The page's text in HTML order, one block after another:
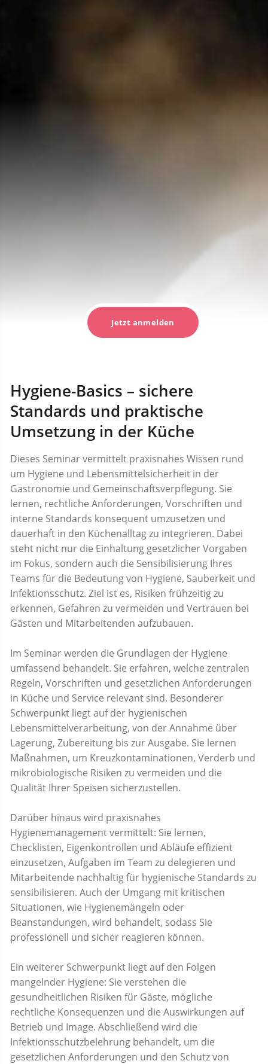
Jetzt anmelden
Hygiene-Basics – sichere
Standards und praktische
Umsetzung in der Küche
Dieses Seminar vermittelt praxisnahes Wissen rund
um Hygiene und Lebensmittelsicherheit in der
Gastronomie und Gemeinschaftsverpflegung. Sie
lernen, rechtliche Anforderungen, Vorschriften und
interne Standards konsequent umzusetzen und
dauerhaft in den Küchenalltag zu integrieren. Dabei
steht nicht nur die Einhaltung gesetzlicher Vorgaben
im Fokus, sondern auch die Sensibilisierung Ihres
Teams für die Bedeutung von Hygiene, Sauberkeit und
Infektionsschutz. Ziel ist es, Risiken frühzeitig zu
erkennen, Gefahren zu vermeiden und Vertrauen bei
Gästen und Mitarbeitenden aufzubauen.
Im Seminar werden die Grundlagen der Hygiene
umfassend behandelt. Sie erfahren, welche zentralen
Regeln, Vorschriften und gesetzlichen Anforderungen
in Küche und Service relevant sind. Besonderer
Schwerpunkt liegt auf der hygienischen
Lebensmittelverarbeitung, von der Annahme über
Lagerung, Zubereitung bis zur Ausgabe. Sie lernen
Maßnahmen, um Kreuzkontaminationen, Verderb und
mikrobiologische Risiken zu vermeiden und die
Qualität Ihrer Speisen sicherzustellen.
Darüber hinaus wird praxisnahes
Hygienemanagement vermittelt: Sie lernen,
Checklisten, Eigenkontrollen und Abläufe effizient
einzusetzen, Aufgaben im Team zu delegieren und
Mitarbeitende nachhaltig für hygienische Standards zu
sensibilisieren. Auch der Umgang mit kritischen
Situationen, wie Hygienemängeln oder
Beanstandungen, wird behandelt, sodass Sie
professionell und sicher reagieren können.
Ein weiterer Schwerpunkt liegt auf den Folgen
mangelnder Hygiene: Sie verstehen die
gesundheitlichen Risiken für Gäste, mögliche
rechtliche Konsequenzen und die Auswirkungen auf
Betrieb und Image. Abschließend wird die
Infektionsschutzbelehrung behandelt, um die
gesetzlichen Anforderungen und den Schutz von